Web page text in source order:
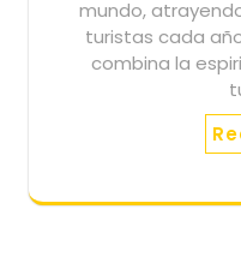
mundo,
turistas cada
combina la